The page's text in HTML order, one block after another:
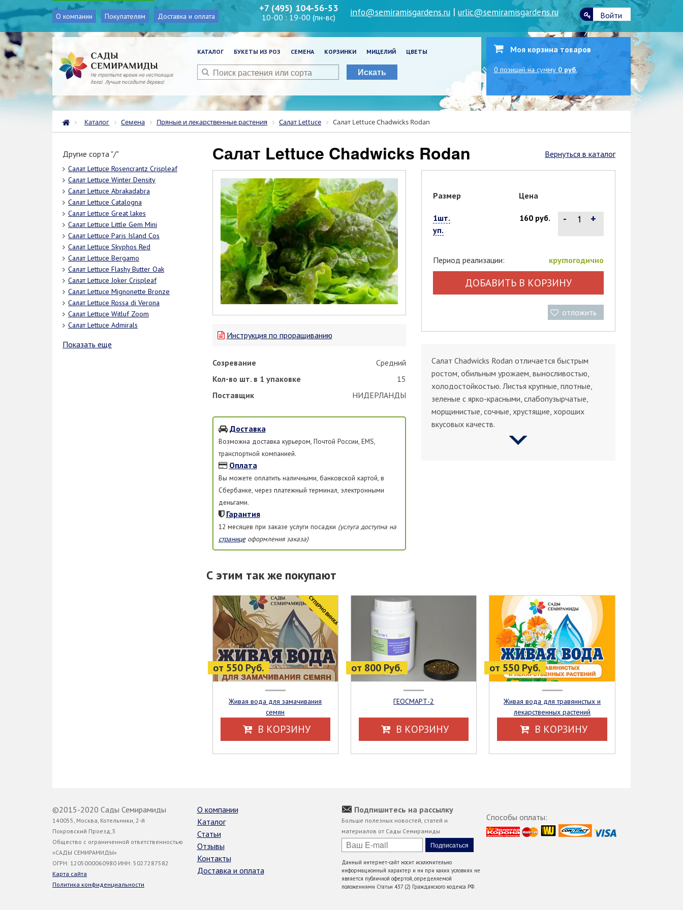
О компании Покупателям Доставка и оплата
+7 (495) 104-56-53
10-00 : 19-00 (пн-вс) info@semiramisgardens.ru |urlic@semiramisgardens.ru Войти
КАТАЛОГ БУКЕТЫ ИЗ РОЗ СЕМЕНА КОРЗИНКИ МИЦЕЛИЙ ЦВЕТЫ
Искать
Моя корзина товаров
0 позиций на сумму 0 руб.
Каталог Семена Пряные и лекарственные растения Салат Lettuce Салат Lettuce Chadwicks Rodan
Другие сорта "/"
Салат Lettuce Rosencrantz Crispleaf
Салат Lettuce Winter Density
Салат Lettuce Abrakadabra
Салат Lettuce Catalogna
Салат Lettuce Great lakes
Салат Lettuce Little Gem Mini
Салат Lettuce Paris Island Cos
Салат Lettuce Skyphos Red
Салат Lettuce Bergamo
Салат Lettuce Flashy Butter Oak
Салат Lettuce Joker Crispleaf
Салат Lettuce Mignonette Bronze
Салат Lettuce Rossa di Verona
Салат Lettuce Witluf Zoom
Салат Lettuce Admirals
Показать еще
Вернуться в каталог
Салат Lettuce Chadwicks Rodan
Инструкция по проращиванию
Созревание
Средний
Кол-во шт. в 1 упаковке
15
Поставщик
НИДЕРЛАНДЫ
Доставка
Возможна доставка курьером, Почтой России, EMS,
транспортной компанией.
Оплата
Вы можете оплатить наличными, банковской картой, в
Сбербанке, через платежный терминал, электронными
деньгами.
Гарантия
12 месяцев при заказе услуги посадки (услуга доступна на
страницеоформления заказа)
Размер Цена
1шт.
уп.
160 руб. - +
Период реализации: круглогодично
ДОБАВИТЬ В КОРЗИНУ
отложить
Салат Chadwicks Rodan отличается быстрым
ростом, обильным урожаем, выносливостью,
холодостойкостью. Листья крупные, плотные,
зеленые с ярко-красными, слабопузырчатые,
морщинистые, сочные, хрустящие, хороших
вкусовых качеств.
С этим так же покупают
от 550 Руб.
CУПЕРНОВИНКА
Живая вода для замачивания
семян
В КОРЗИНУ
от 800 Руб.
ГЕОСМАРТ-2
В КОРЗИНУ
от 550 Руб.
Живая вода для травянистых и
лекарственных растений
В КОРЗИНУ
©2015-2020 Сады Семирамиды
140055, Москва, Котельники, 2-й
Покровский Проезд,3
Общество с ограниченной ответственностью
«САДЫ СЕМИРАМИДЫ»
ОГРН: 1205000060980 ИНН: 5027287582
Карта сайта
Политика конфиденциальности
О компании
Каталог
Статьи
Отзывы
Контакты
Доставка и оплата
Подпишитесь на рассылку
Больше полезных новостей, статей и
материалов от Сады Семирамиды
Данный интернет-сайт носит исключительно
информационный характер и ни при каких условиях не
является публичной офертой, определяемой
положениями Статьи 437 (2) Гражданского кодекса РФ.
Способы оплаты: